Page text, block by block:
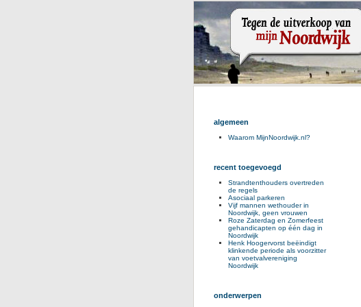
algemeen
Waarom MijnNoordwijk.nl?
recent toegevoegd
Strandtenthouders overtreden
de regels
Asociaal parkeren
Vijf mannen wethouder in
Noordwijk, geen vrouwen
Roze Zaterdag en Zomerfeest
gehandicapten op één dag in
Noordwijk
Henk Hoogervorst beëindigt
klinkende periode als voorzitter
van voetvalvereniging
Noordwijk
onderwerpen